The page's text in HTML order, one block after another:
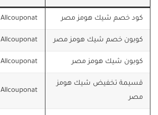
كود خصم شيك هومز مصر Allcouponat
كوبون خصم شيك هومز مصر Allcouponat
كوبون شيك هومز مصر Allcouponat
قسيمة تخفيض شيك هومز
مصر
Allcouponat